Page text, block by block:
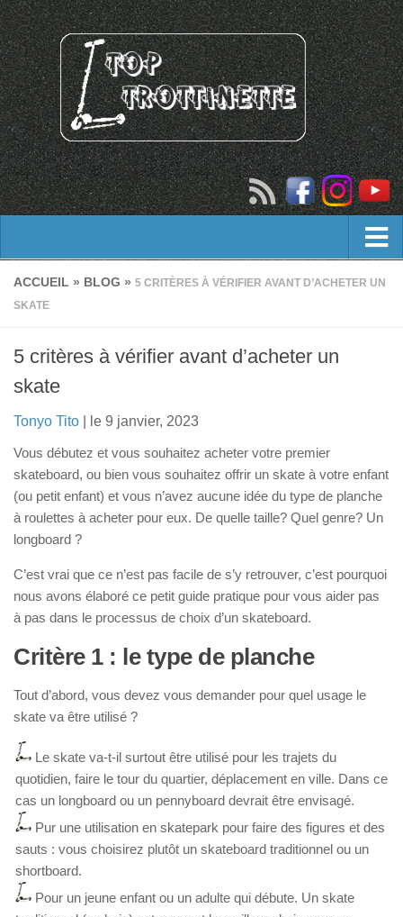
Trottinette adulte
Trottinettes électriques puissantes (65-100km/h)
Autres produits
Drift trikes
Trottinettes 3 roues
Pocket bikes
Blog
ACCUEIL » BLOG » 5 CRITÈRES À VÉRIFIER AVANT D’ACHETER UN
SKATE
5 critères à vérifier avant d’acheter un
skate
Tonyo Tito | le 9 janvier, 2023
Vous débutez et vous souhaitez acheter votre premier
skateboard, ou bien vous souhaitez offrir un skate à votre enfant
(ou petit enfant) et vous n’avez aucune idée du type de planche
à roulettes à acheter pour eux. De quelle taille? Quel genre? Un
longboard ?
C’est vrai que ce n’est pas facile de s’y retrouver, c’est pourquoi
nous avons élaboré ce petit guide pratique pour vous aider pas
à pas dans le processus de choix d’un skateboard.
Critère 1 : le type de planche
Tout d’abord, vous devez vous demander pour quel usage le
skate va être utilisé ?
Le skate va-t-il surtout être utilisé pour les trajets du
quotidien, faire le tour du quartier, déplacement en ville. Dans ce
cas un longboard ou un pennyboard devrait être envisagé.
Pur une utilisation en skatepark pour faire des figures et des
sauts : vous choisirez plutôt un skateboard traditionnel ou un
shortboard.
Pour un jeune enfant ou un adulte qui débute. Un skate